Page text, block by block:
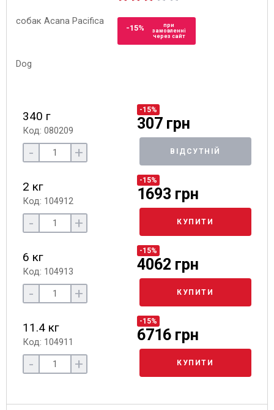
-15%
при
замовленні
через сайт
340 г
Код: 080209
-15%
307 грн
- + ВІДСУТНІЙ
2 кг
Код: 104912
-15%
1693 грн
- + КУПИТИ
6 кг
Код: 104913
-15%
4062 грн
- + КУПИТИ
11.4 кг
Код: 104911
-15%
6716 грн
- + КУПИТИ